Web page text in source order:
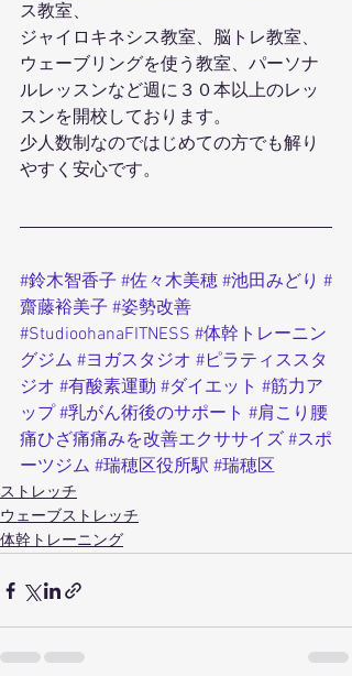
ス教室、
ジャイロキネシス教室、脳トレ教室、
ウェーブリングを使う教室、パーソナ
ルレッスンなど週に３０本以上のレッ
スンを開校しております。
少人数制なのではじめての方でも解り
やすく安心です。
#鈴木智香子 #佐々木美穂 #池田みどり #
齋藤裕美子 #姿勢改善
#StudioohanaFITNESS #体幹トレーニン
グジム #ヨガスタジオ #ピラティススタ
ジオ #有酸素運動 #ダイエット #筋力ア
ップ #乳がん術後のサポート #肩こり腰
痛ひざ痛痛みを改善エクササイズ #スポ
ーツジム #瑞穂区役所駅 #瑞穂区
ストレッチ
ウェーブストレッチ
体幹トレーニング